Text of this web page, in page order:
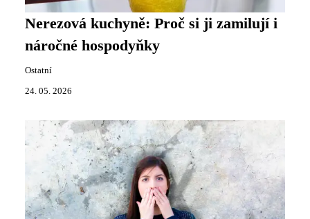
Nerezová kuchyně: Proč si ji zamilují i
náročné hospodyňky
Ostatní
24. 05. 2026